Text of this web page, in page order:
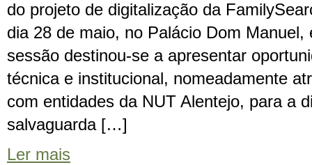
do projeto de digitalização da
dia 28 de maio, no Palácio Dom Manuel,
sessão destinou-se a apresentar
técnica e institucional, nomeadamente
com entidades da NUT Alentejo, para a
salvaguarda […]
Ler mais